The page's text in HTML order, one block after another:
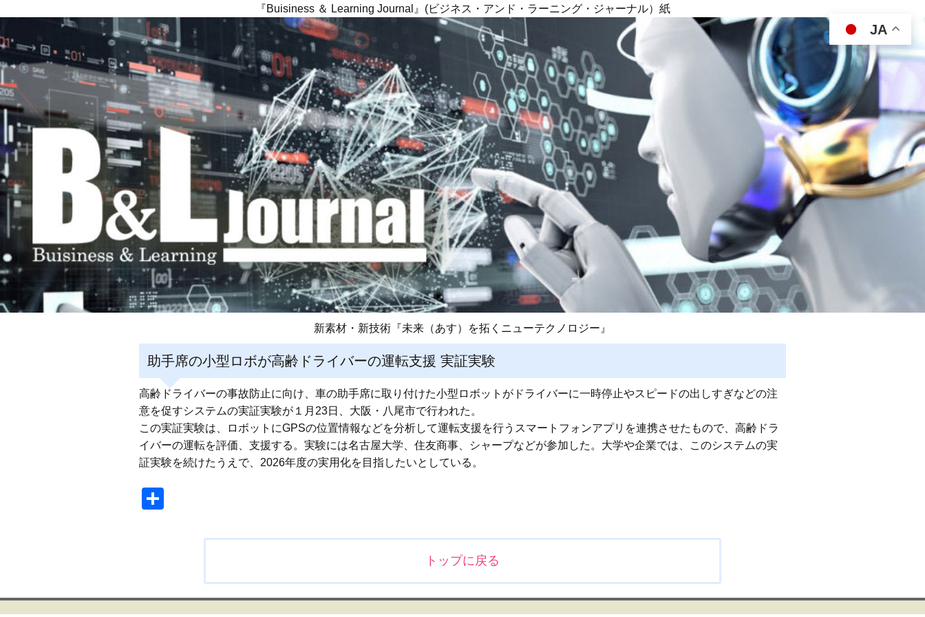
『Buisiness ＆ Learning Journal』(ビジネス・アンド・ラーニング・ジャーナル）紙
新素材・新技術『未来（あす）を拓くニューテクノロジー』
助手席の小型ロボが高齢ドライバーの運転支援 実証実験
高齢ドライバーの事故防止に向け、車の助手席に取り付けた小型ロボットがドライバーに一時停止やスピードの出しすぎなどの注
意を促すシステムの実証実験が１月23日、大阪・八尾市で行われた。
この実証実験は、ロボットにGPSの位置情報などを分析して運転支援を行うスマートフォンアプリを連携させたもので、高齢ドラ
イバーの運転を評価、支援する。実験には名古屋大学、住友商事、シャープなどが参加した。大学や企業では、このシステムの実
証実験を続けたうえで、2026年度の実用化を目指したいとしている。
ビ
トップに戻る
JA